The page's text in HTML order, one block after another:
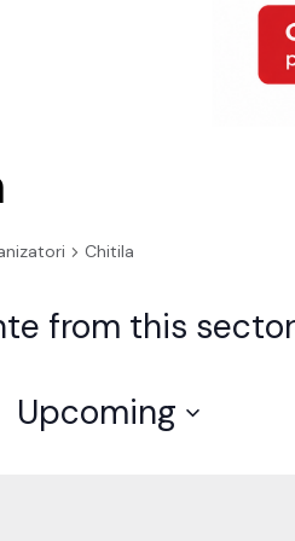
Chitila
from this
Upcoming